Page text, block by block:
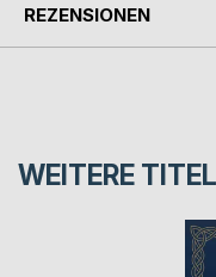
REZENSIONEN
WEITERE TITEL